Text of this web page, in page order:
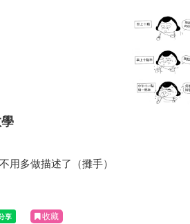
用多做描述了（攤手）
收藏